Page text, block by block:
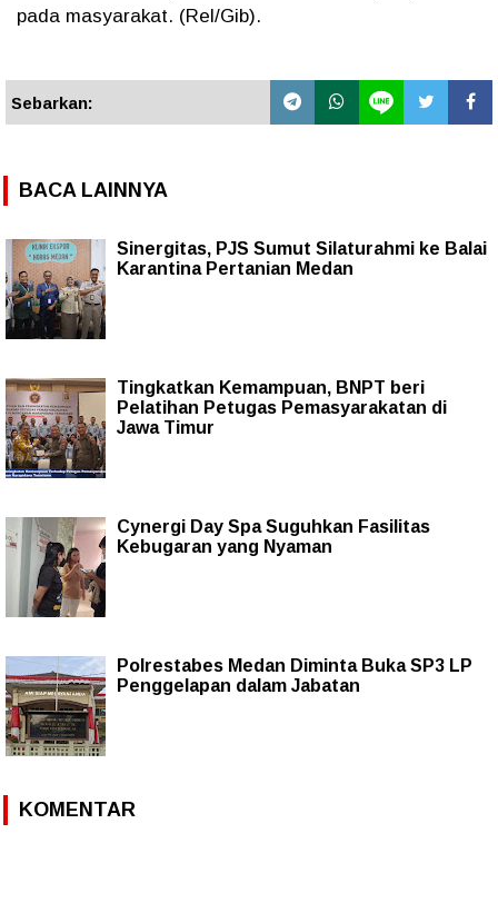
pada masyarakat. (Rel/Gib).
Sebarkan:
BACA LAINNYA
Sinergitas, PJS Sumut Silaturahmi ke Balai
Karantina Pertanian Medan
Tingkatkan Kemampuan, BNPT beri
Pelatihan Petugas Pemasyarakatan di
Jawa Timur
Cynergi Day Spa Suguhkan Fasilitas
Kebugaran yang Nyaman
Polrestabes Medan Diminta Buka SP3 LP
Penggelapan dalam Jabatan
KOMENTAR